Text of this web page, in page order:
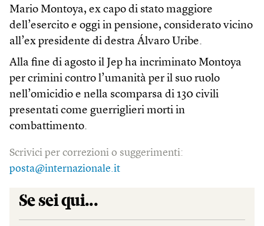
Mario Montoya, ex capo di stato maggiore
dell’esercito e oggi in pensione, considerato vicino
all’ex presidente di destra Álvaro Uribe.
Alla fine di agosto il Jep ha incriminato Montoya
per crimini contro l’umanità per il suo ruolo
nell’omicidio e nella scomparsa di 130 civili
presentati come guerriglieri morti in
combattimento.
Scrivici per correzioni o suggerimenti:
posta@internazionale.it